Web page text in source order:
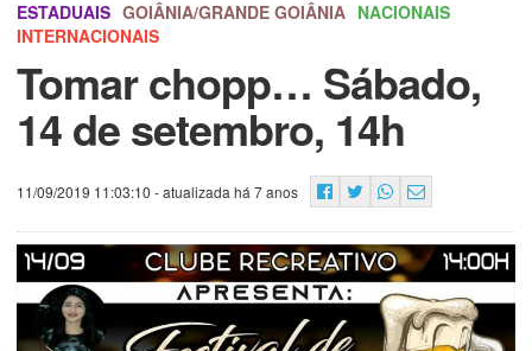
ESTADUAIS GOIÂNIA/GRANDE GOIÂNIA NACIONAIS
INTERNACIONAIS
Tomar chopp… Sábado,
14 de setembro, 14h
11/09/2019 11:03:10 - atualizada há 7 anos